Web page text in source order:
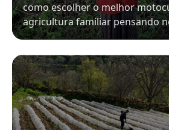
como escolher o melhor
agricultura familiar pensando